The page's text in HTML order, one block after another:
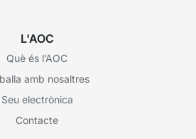
L'AOC
Què és l’AOC
amb nosaltres
Seu electrònica
Contacte